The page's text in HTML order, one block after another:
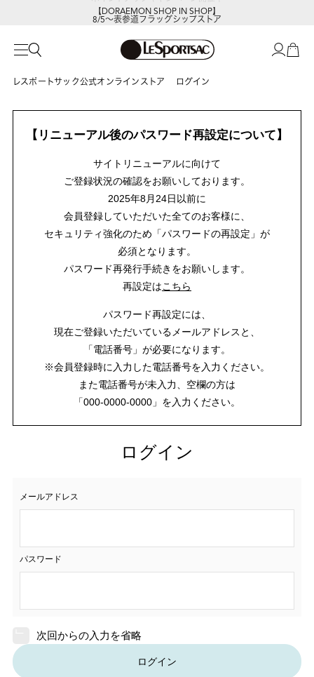
【DORAEMON SHOP IN SHOP】
8/5～表参道フラッグシップストア
レスポートサック公式オンラインストア ログイン
【リニューアル後のパスワード再設定について】
サイトリニューアルに向けて
ご登録状況の確認をお願いしております。
2025年8月24日以前に
会員登録していただいた全てのお客様に、
セキュリティ強化のため「パスワードの再設定」が
必須となります。
パスワード再発行手続きをお願いします。
再設定はこちら
パスワード再設定には、
現在ご登録いただいているメールアドレスと、
「電話番号」が必要になります。
※会員登録時に入力した電話番号を入力ください。
また電話番号が未入力、空欄の方は
「000-0000-0000」を入力ください。
ログイン
メールアドレス
パスワード
次回からの入力を省略
ログイン